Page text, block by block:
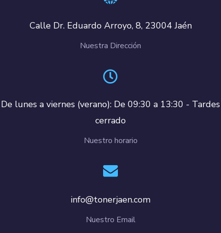
Calle Dr. Eduardo Arroyo, 8, 23004 Jaén
Nuestra Dirección
De lunes a viernes (verano): De 09:30 a 13:30 - Tardes
cerrado
Nuestro horario
info@tonerjaen.com
Nuestro Email